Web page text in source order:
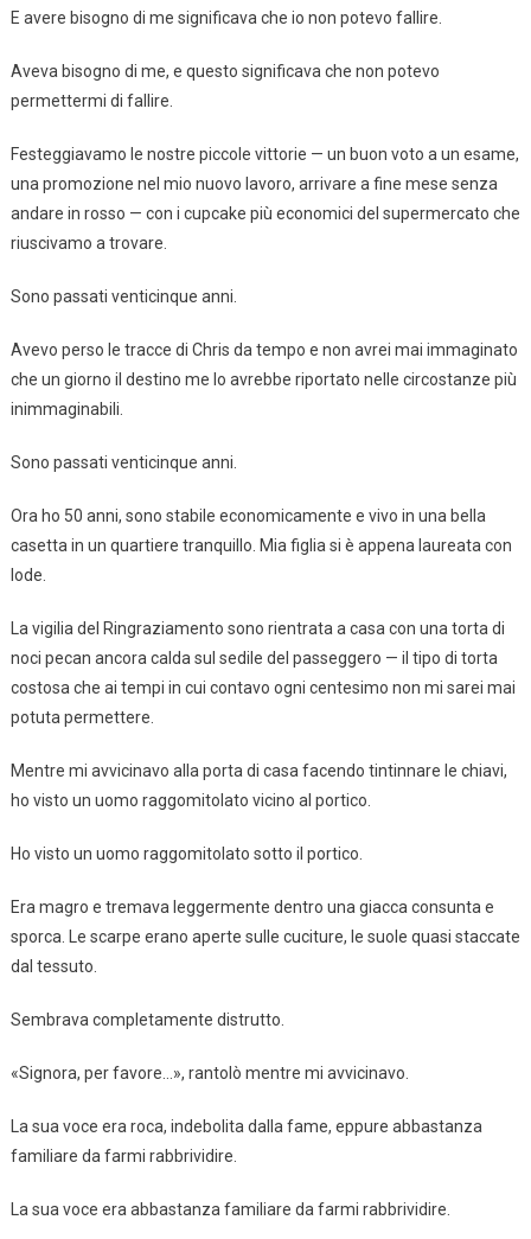
E avere bisogno di me significava che io non potevo fallire.
Aveva bisogno di me, e questo significava che non potevo
permettermi di fallire.
Festeggiavamo le nostre piccole vittorie — un buon voto a un esame,
una promozione nel mio nuovo lavoro, arrivare a fine mese senza
andare in rosso — con i cupcake più economici del supermercato che
riuscivamo a trovare.
Sono passati venticinque anni.
Avevo perso le tracce di Chris da tempo e non avrei mai immaginato
che un giorno il destino me lo avrebbe riportato nelle circostanze più
inimmaginabili.
Sono passati venticinque anni.
Ora ho 50 anni, sono stabile economicamente e vivo in una bella
casetta in un quartiere tranquillo. Mia figlia si è appena laureata con
lode.
La vigilia del Ringraziamento sono rientrata a casa con una torta di
noci pecan ancora calda sul sedile del passeggero — il tipo di torta
costosa che ai tempi in cui contavo ogni centesimo non mi sarei mai
potuta permettere.
Mentre mi avvicinavo alla porta di casa facendo tintinnare le chiavi,
ho visto un uomo raggomitolato vicino al portico.
Ho visto un uomo raggomitolato sotto il portico.
Era magro e tremava leggermente dentro una giacca consunta e
sporca. Le scarpe erano aperte sulle cuciture, le suole quasi staccate
dal tessuto.
Sembrava completamente distrutto.
«Signora, per favore…», rantolò mentre mi avvicinavo.
La sua voce era roca, indebolita dalla fame, eppure abbastanza
familiare da farmi rabbrividire.
La sua voce era abbastanza familiare da farmi rabbrividire.